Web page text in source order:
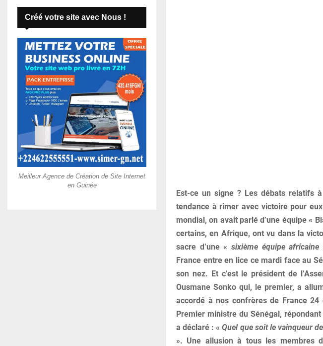
Est-ce un signe ? Les débats relatifs
tendance à rimer avec victoire pour
mondial, on avait parlé d’une équipe «
certains, en Afrique, ont vu dans la
sacre d’une « sixième équipe africaine
France entre en lice ce mardi face au
son nez. Et c’est le président de
Ousmane Sonko qui, le premier, a
accordé à nos confrères de France
Premier ministre du Sénégal,
a déclaré : «Quel que soit le vainqueur
». Une allusion à tous les membres
Créé votre site avec Nous !
Meilleur Agence de Création de Site Internet
en Guinée